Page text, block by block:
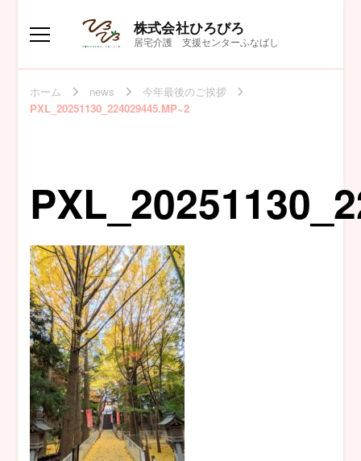
株式会社ひろびろ
居宅介護 支援センターふなばし
ホーム news
今年最後のご挨拶
PXL_20251130_224029445.MP~2